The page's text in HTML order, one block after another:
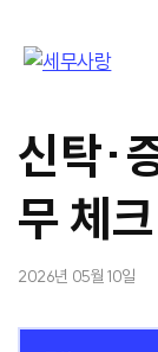
신탁·
무 체크
2026년 05월 10일